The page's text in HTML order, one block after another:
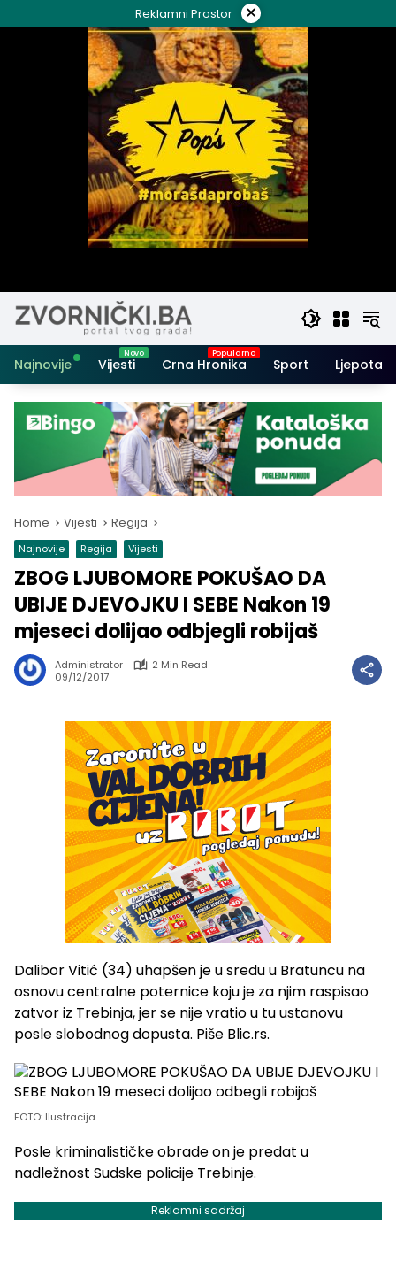
to
Reklamni Prostor ×
Najnovije Vijesti Crna Hronika Sport Ljepota i
Home Vijesti Regija
Najnovije Regija Vijesti
ZBOG LJUBOMORE POKUŠAO DA
UBIJE DJEVOJKU I SEBE Nakon 19
mjeseci dolijao odbjegli robijaš
Administrator
2 Min Read
09/12/2017
Dalibor Vitić (34) uhapšen je u sredu u Bratuncu na
osnovu centralne poternice koju je za njim raspisao
zatvor iz Trebinja, jer se nije vratio u tu ustanovu
posle slobodnog dopusta. Piše Blic.rs.
FOTO: Ilustracija
Posle kriminalističke obrade on je predat u
nadležnost Sudske policije Trebinje.
Reklamni sadržaj